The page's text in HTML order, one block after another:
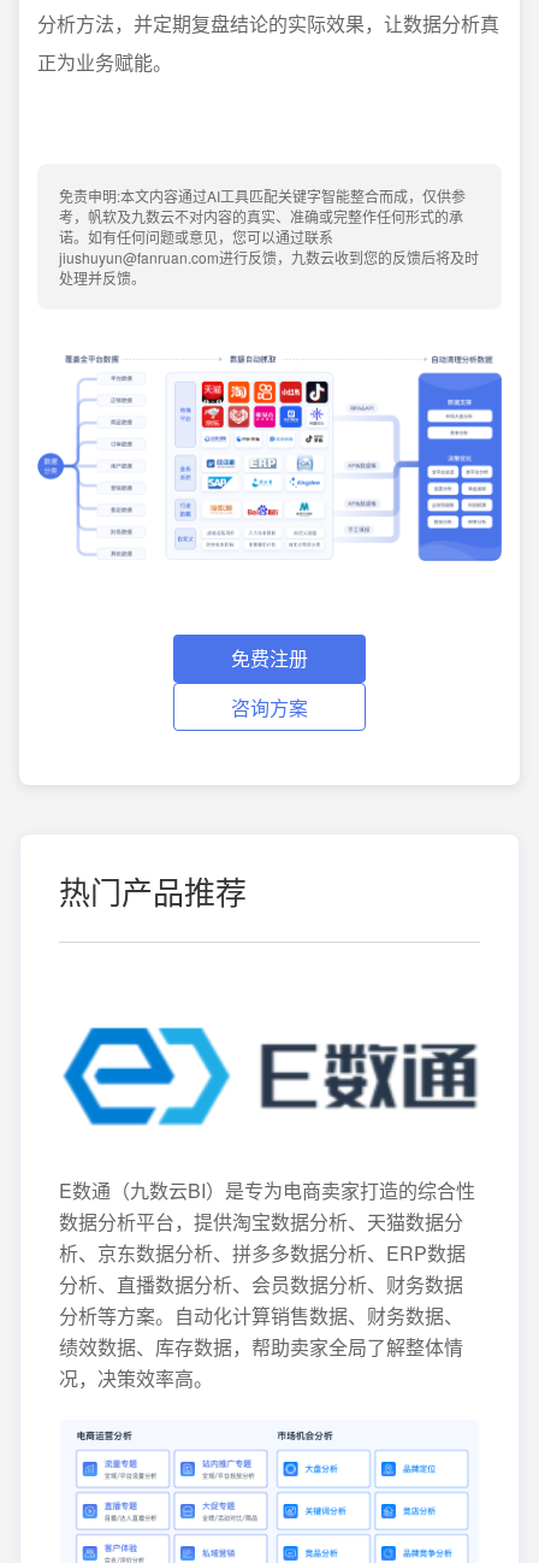
分析方法，并定期复盘结论的实际效果，让数据分析真
正为业务赋能。
免责申明:本文内容通过AI工具匹配关键字智能整合而成，仅供参
考，帆软及九数云不对内容的真实、准确或完整作任何形式的承
诺。如有任何问题或意见，您可以通过联系
jiushuyun@fanruan.com进行反馈，九数云收到您的反馈后将及时
处理并反馈。
免费注册
咨询方案
热门产品推荐
E数通（九数云BI）是专为电商卖家打造的综合性
数据分析平台，提供淘宝数据分析、天猫数据分
析、京东数据分析、拼多多数据分析、ERP数据
分析、直播数据分析、会员数据分析、财务数据
分析等方案。自动化计算销售数据、财务数据、
绩效数据、库存数据，帮助卖家全局了解整体情
况，决策效率高。